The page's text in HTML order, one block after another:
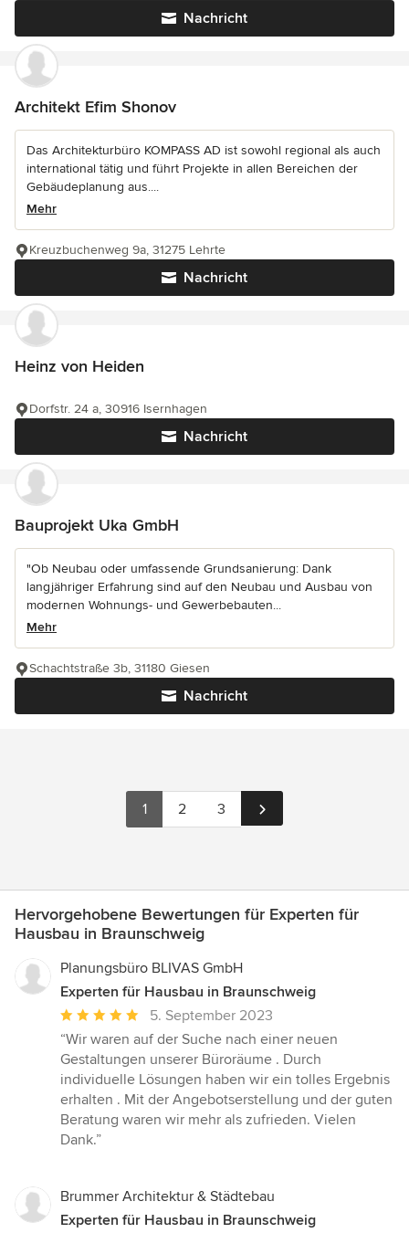
Nachricht
Architekt Efim Shonov
Das Architekturbüro KOMPASS AD ist sowohl regional als auch
international tätig und führt Projekte in allen Bereichen der
Gebäudeplanung aus....
Mehr
Nachricht
Kreuzbuchenweg 9a, 31275 Lehrte
Heinz von Heiden
Nachricht
Dorfstr. 24 a, 30916 Isernhagen
Bauprojekt Uka GmbH
"Ob Neubau oder umfassende Grundsanierung: Dank
langjähriger Erfahrung sind auf den Neubau und Ausbau von
modernen Wohnungs- und Gewerbebauten...
Mehr
Nachricht
Schachtstraße 3b, 31180 Giesen
1 2 3
Hervorgehobene Bewertungen für Experten für
Hausbau in Braunschweig
Planungsbüro BLIVAS GmbH
Experten für Hausbau in Braunschweig
Durchschnittliche
Bewertung:
5
von
5
Sternen
5. September 2023
“Wir waren auf der Suche nach einer neuen
Gestaltungen unserer Büroräume . Durch
individuelle Lösungen haben wir ein tolles Ergebnis
erhalten . Mit der Angebotserstellung und der guten
Beratung waren wir mehr als zufrieden. Vielen
Dank.”
Brummer Architektur & Städtebau
Experten für Hausbau in Braunschweig